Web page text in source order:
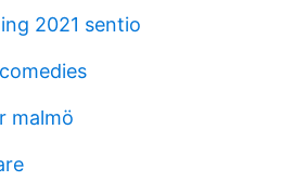
2021 sentio
malmö